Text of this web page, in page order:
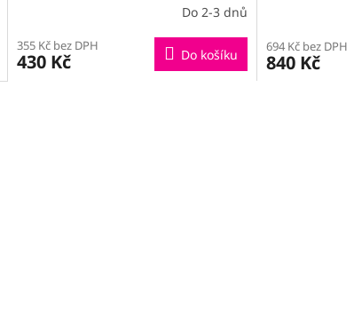
Do 2-3 dnů
355 Kč bez DPH
430 Kč Do košíku
694 Kč bez DPH
840 Kč